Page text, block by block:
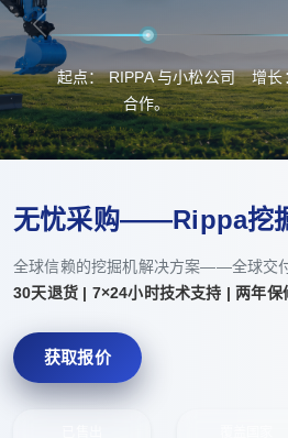
起点： RIPPA 与小松公司
合作。
增长
无忧采购——Rippa挖
全球信赖的挖掘机解决方案——全球交
30天退货 | 7×24小时技术支持 | 两年保
获取报价